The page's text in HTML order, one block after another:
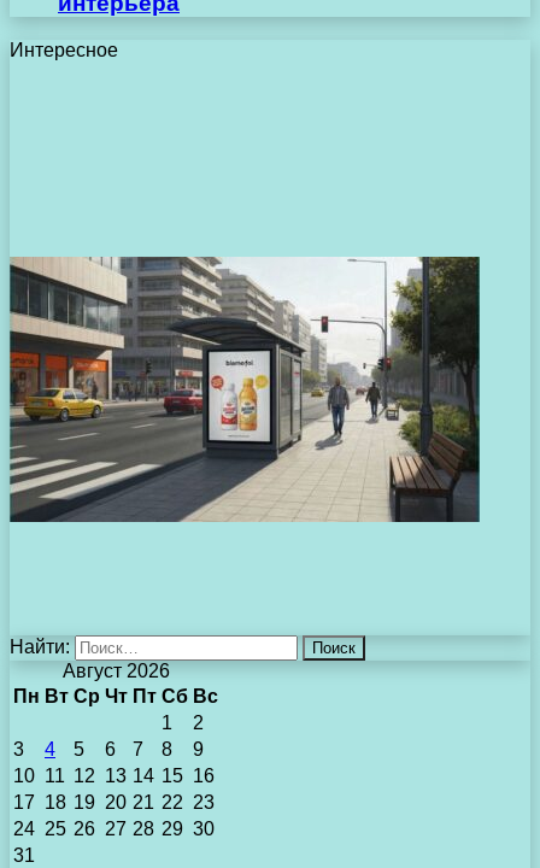
Интересное
Найти:
Август 2026
Пн Вт Ср Чт Пт Сб Вс
1
2
3
4 5 6 7 8
9
10 11 12 13 14 15 16
17 18 19 20 21 22 23
24 25 26 27 28 29 30
31